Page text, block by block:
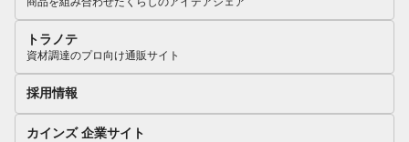
トラノテ
資材調達のプロ向け通販サイト
採用情報
カインズ 企業サイト